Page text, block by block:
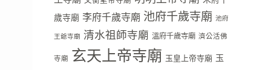
歲寺廟 李府千歲寺廟 池府千歲寺廟 池府
王爺寺廟 清水祖師寺廟 溫府千歲寺廟 濟公活佛
寺廟 玄天上帝寺廟 玉皇上帝寺廟 玉